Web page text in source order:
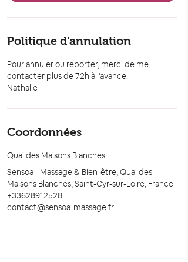
Politique d'annulation
Pour annuler ou reporter, merci de me
contacter plus de 72h à l'avance.
Nathalie
Coordonnées
Quai des Maisons Blanches
Sensoa - Massage & Bien-être, Quai des
Maisons Blanches, Saint-Cyr-sur-Loire, France
+33628912528
contact@sensoa-massage.fr